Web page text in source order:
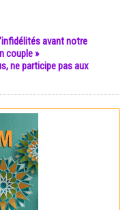
avant notre
couple »
ne participe pas aux